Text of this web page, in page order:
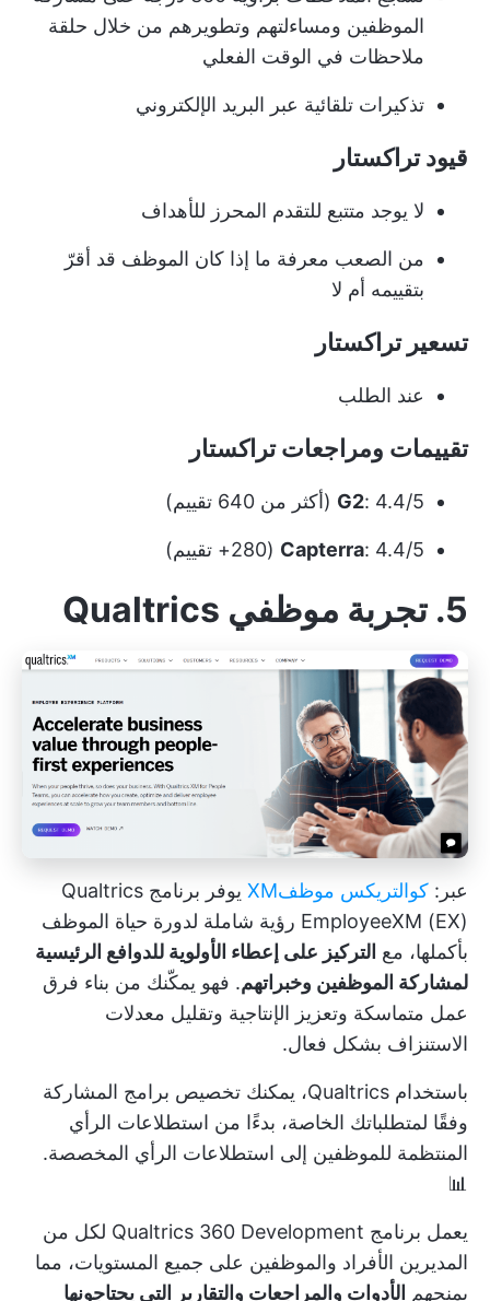
الموظفين ومساءلتهم وتطويرهم من خلال حلقة
ملاحظات في الوقت الفعلي
تذكيرات تلقائية عبر البريد الإلكتروني
قيود تراكستار
لا يوجد متتبع للتقدم المحرز للأهداف
من الصعب معرفة ما إذا كان الموظف قد أقرّ
بتقييمه أم لا
تسعير تراكستار
عند الطلب
تقييمات ومراجعات تراكستار
G2: 4.4/5 (أكثر من 640 تقييم)
Capterra: 4.4/5 (280+ تقييم)
5. تجربة موظفي Qualtrics
عبر: كوالتريكس موظفXM
يوفر برنامج Qualtrics
EmployeeXM (EX) رؤية شاملة لدورة حياة الموظف
بأكملها، مع التركيز على إعطاء الأولوية للدوافع الرئيسية
لمشاركة الموظفين وخبراتهم. فهو يمكّنك من بناء فرق
عمل متماسكة وتعزيز الإنتاجية وتقليل معدلات
الاستنزاف بشكل فعال.
باستخدام Qualtrics، يمكنك تخصيص برامج المشاركة
وفقًا لمتطلباتك الخاصة، بدءًا من استطلاعات الرأي
المنتظمة للموظفين إلى استطلاعات الرأي المخصصة.
📊
يعمل برنامج Qualtrics 360 Development لكل من
المديرين الأفراد والموظفين على جميع المستويات، مما
يمنحهم الأدوات والمراجعات والتقارير التي يحتاجونها